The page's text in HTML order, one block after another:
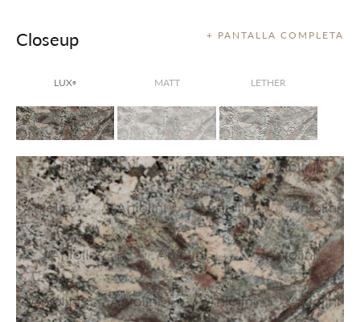
+ PANTALLA COMPLETA
Closeup
LUX® MATT LETHER